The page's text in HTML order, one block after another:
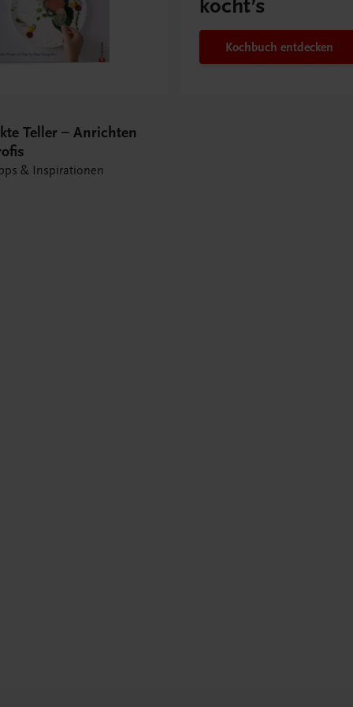
Teller – Anrichten
& Inspirationen
kocht’s
Kochbuch entdecken